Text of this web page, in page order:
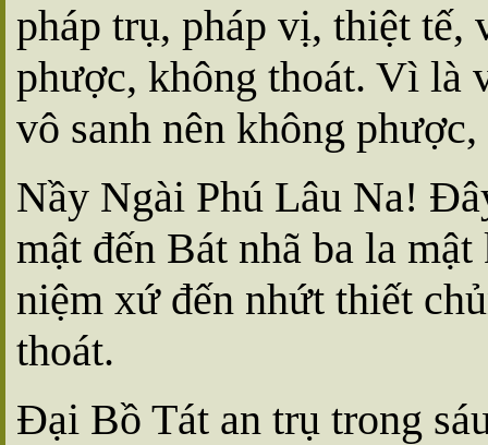
pháp trụ, pháp vị, thiệt tế,
phược, không thoát. Vì là
vô sanh nên không
Nầy Ngài Phú Lâu Na!
mật đến Bát nhã ba la
niệm xứ đến nhứt thiết
thoát.
Ðại Bồ Tát an trụ trong